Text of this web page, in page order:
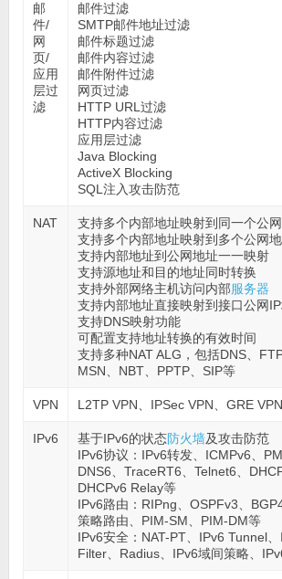
邮
件/
网
页/
应用
层过
滤
邮件过滤
SMTP邮件地址过滤
邮件标题过滤
邮件内容过滤
邮件附件过滤
网页过滤
HTTP URL过滤
HTTP内容过滤
应用层过滤
Java Blocking
ActiveX Blocking
SQL注入攻击防范
NAT
支持多个内部地址映射到同一个公
支持多个内部地址映射到多个公网
支持内部地址到公网地址一一映射
支持源地址和目的地址同时转换
支持外部网络主机访问内部服务器
支持内部地址直接映射到接口公网
支持DNS映射功能
可配置支持地址转换的有效时间
支持多种NAT ALG，包括DNS、
MSN、NBT、PPTP、SIP等
VPN L2TP VPN、IPSec VPN、GRE
IPv6 基于IPv6的状态防火墙及攻击防范
IPv6协议：IPv6转发、ICMPv6、
DNS6、TraceRT6、Telnet6、
DHCPv6 Relay等
IPv6路由：RIPng、OSPFv3、
策略路由、PIM-SM、PIM-DM等
IPv6安全：NAT-PT、IPv6 Tunnel
Filter、Radius、IPv6域间策略、